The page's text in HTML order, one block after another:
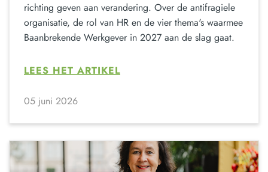
richting geven aan verandering. Over de antifragiele
organisatie, de rol van HR en de vier thema's waarmee
Baanbrekende Werkgever in 2027 aan de slag gaat.
LEES HET ARTIKEL
05 juni 2026